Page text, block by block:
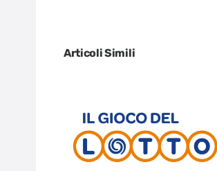
Articoli Simili